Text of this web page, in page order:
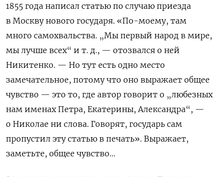
1855 года написал статью по случаю приезда
в Москву нового государя. «По-моему, там
много самохвальства. „Мы первый народ в мире,
мы лучше всех“ и т. д., — отозвался о ней
Никитенко. — Но тут есть одно место
замечательное, потому что оно выражает общее
чувство — это то, где автор говорит о „любезных
нам именах Петра, Екатерины, Александра“, —
о Николае ни слова. Говорят, государь сам
пропустил эту статью в печать». Выражает,
заметьте, общее чувство…